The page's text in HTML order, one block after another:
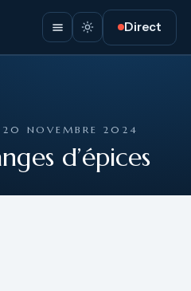
Direct
20 NOVEMBRE 2024
d’épices